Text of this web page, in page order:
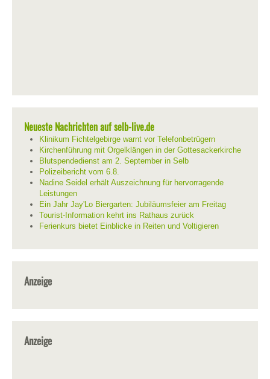
Neueste Nachrichten auf selb-live.de
Klinikum Fichtelgebirge warnt vor Telefonbetrügern
Kirchenführung mit Orgelklängen in der Gottesackerkirche
Blutspendedienst am 2. September in Selb
Polizeibericht vom 6.8.
Nadine Seidel erhält Auszeichnung für hervorragende
Leistungen
Ein Jahr Jay'Lo Biergarten: Jubiläumsfeier am Freitag
Tourist-Information kehrt ins Rathaus zurück
Ferienkurs bietet Einblicke in Reiten und Voltigieren
Anzeige
Anzeige